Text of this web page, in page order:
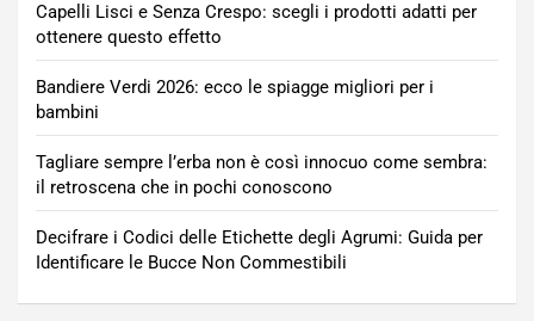
Capelli Lisci e Senza Crespo: scegli i prodotti adatti per
ottenere questo effetto
Bandiere Verdi 2026: ecco le spiagge migliori per i
bambini
Tagliare sempre l’erba non è così innocuo come sembra:
il retroscena che in pochi conoscono
Decifrare i Codici delle Etichette degli Agrumi: Guida per
Identificare le Bucce Non Commestibili